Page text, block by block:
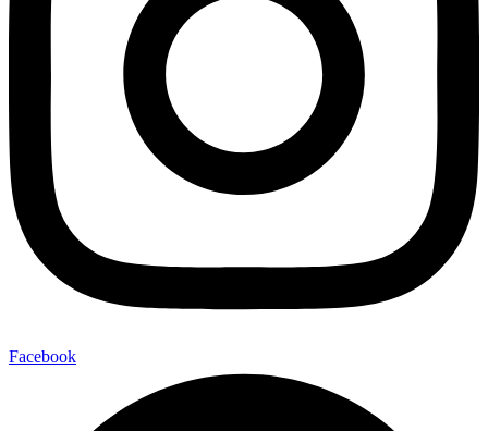
Facebook